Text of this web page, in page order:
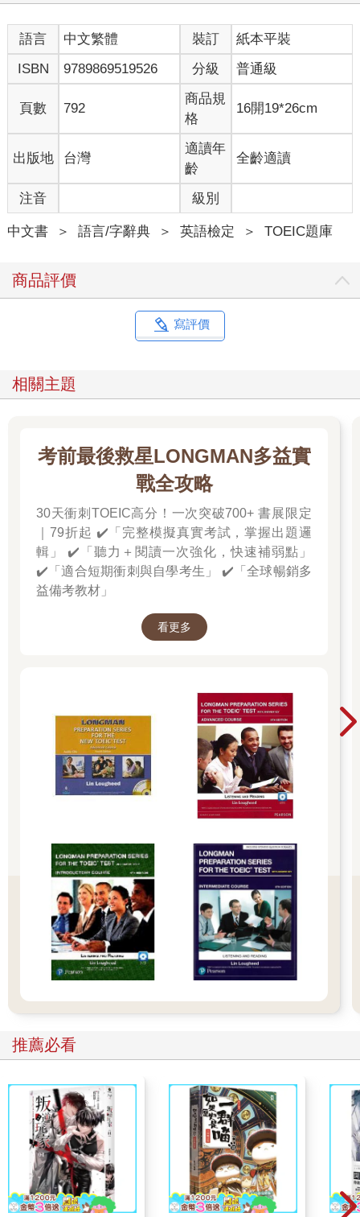
3. 當學習者差不多看完這本書的時候，會發現我們藏在書中的一
個禮物──看完這本書，不只能掌握多益閱讀考試的技巧，連多益
寫作（Writing）也都學會了。
在多益改制之後，為了做出符合最新趨勢、最好的多益教材，我
們不斷進出考場，蒐集與研究多益改制前後的資料，以求提供學
習者最完整的學習內容。為此，透過序言我們要向朋友們表達謝
意：謝謝一起經過漫長辛苦作業的同仁們，還有出版以來一如往
怪物講師教學團隊（韓國）代表作者 鄭相虎、金映權 敬上
韓國讀者團一致好評推薦
多益考試的應試時間僅有2小時，時間其實滿緊繃的。因為我一緊
而這本書提供「在5秒內解題的祕訣」，甚至還標示常考題型，讓
我能針對重要部分學習，也能在2小時內游刃有餘地作答了。
申瑟姬，28歲，首爾牙山病院，護士
努力準備多益考試時，最煩惱的問題就是「拼命背下來的理論，
要怎麼活用在題目中？」如果因為看不懂而無法解答，是自己能
力不足；但明明知道卻答不出來的話，更是令人感到懊惱！這本
演練。鄭相虎和金映權老師，是連實戰習題的解答都仔細說明的
又親切又聰明的怪物講師。
權圭莉，23歲，龍仁大學，食品營養系
一個人自己埋頭準備多益又累又毫無動力，讓人容易中途放棄。
籍，不是沒有附題目的解析，就是解析過於冗長無重點。但本書
開門見山切入重點，詳細說明成為解答的原因，可說是引領著考
生往目標分數前進的重要後盾。
李孝真，26歲，又石大學，教育學系
補習班老師都不教的Part 7攻略法！
7會需要花最多時間做答，但分數卻是最不理想的。看到這本書
時，真是令人眼睛一亮！讓我發現答題時的盲點。在補習班裡從
來沒有老師提示過解題順序與重點的祕訣。現在，我心中不禁偷
偷期待下次的考試到來。
安治勳，28歲，仁荷大學，建築研究所
明快、確實、基礎穩固，最佳應考攻略！
準備多益考試時，多做題目固然很重要，但累積「正確地分析題
現在你手上拿的這本書，就是可以替各位鞏固基礎的優良工具
有這本書就能一手掌握多益考試祕訣。
李祖恩，24歲，總神大學，社福系
英文不好的人，也能考好多益！
本書從基本文法和單字開始教起，循序漸進，任何人都能輕鬆跟
上進度。是一本讓初學者也能輕鬆上手多益的文法、閱讀攻略。
語言 中文繁體 裝訂
紙本平裝
ISBN
9789869519526 分級 普通級
頁數 792
商品規
格
16開19*26cm
出版地 台灣
適讀年
齡
全齡適讀
注音 級別
中文書 ＞ 語言/字辭典 ＞ 英語檢定 ＞ TOEIC題庫
商品評價
寫評價
相關主題
考前最後救星LONGMAN多益實
戰全攻略
30天衝刺TOEIC高分！一次突破700+ 書展限定
｜79折起 ✔️「完整模擬真實考試，掌握出題邏
輯」 ✔️「聽力＋閱讀一次強化，快速補弱點」
✔️「適合短期衝刺與自學考生」 ✔️「全球暢銷多
益備考教材」
看更多
推薦必看